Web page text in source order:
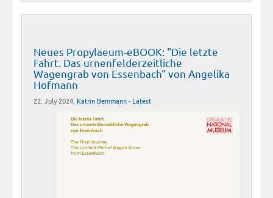
Neues Propylaeum-eBOOK: "Die letzte
Fahrt. Das urnenfelderzeitliche
Wagengrab von Essenbach" von Angelika
Hofmann
22. July 2024, Katrin Bemmann- Latest